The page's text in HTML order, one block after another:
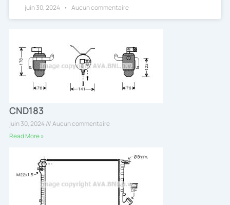
juin 30, 2024 Aucun commentaire
CND183
juin 30, 2024
Aucun commentaire
Read More »